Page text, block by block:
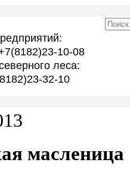
10-08
леса:
32-10
масленица